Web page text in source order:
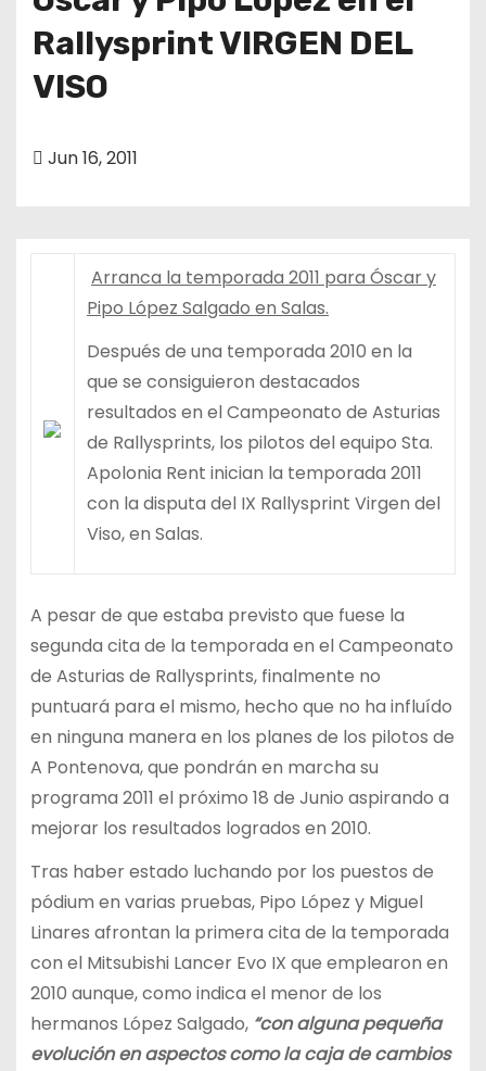
Rallysprint VIRGEN DEL
VISO
Jun 16, 2011
Arranca la temporada 2011 para Óscar y
Pipo López Salgado en Salas.
Después de una temporada 2010 en la
que se consiguieron destacados
resultados en el Campeonato de Asturias
de Rallysprints, los pilotos del equipo Sta.
Apolonia Rent inician la temporada 2011
con la disputa del IX Rallysprint Virgen del
Viso, en Salas.
A pesar de que estaba previsto que fuese la
segunda cita de la temporada en el Campeonato
de Asturias de Rallysprints, finalmente no
puntuará para el mismo, hecho que no ha influído
en ninguna manera en los planes de los pilotos de
A Pontenova, que pondrán en marcha su
programa 2011 el próximo 18 de Junio aspirando a
mejorar los resultados logrados en 2010.
Tras haber estado luchando por los puestos de
pódium en varias pruebas, Pipo López y Miguel
Linares afrontan la primera cita de la temporada
con el Mitsubishi Lancer Evo IX que emplearon en
2010 aunque, como indica el menor de los
hermanos López Salgado, “con alguna pequeña
evolución en aspectos como la caja de cambios